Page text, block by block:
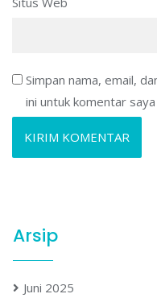
Simpan nama, email,
ini untuk komentar
Arsip
Juni 2025